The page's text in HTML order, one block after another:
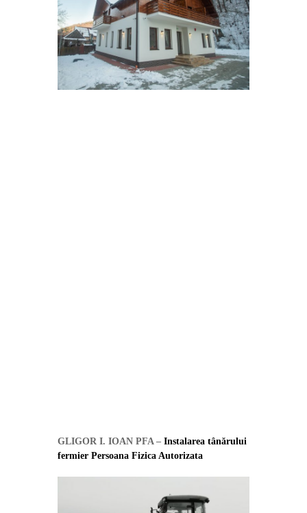
GLIGOR I. IOAN PFA – Instalarea tânărului
fermier Persoana Fizica Autorizata